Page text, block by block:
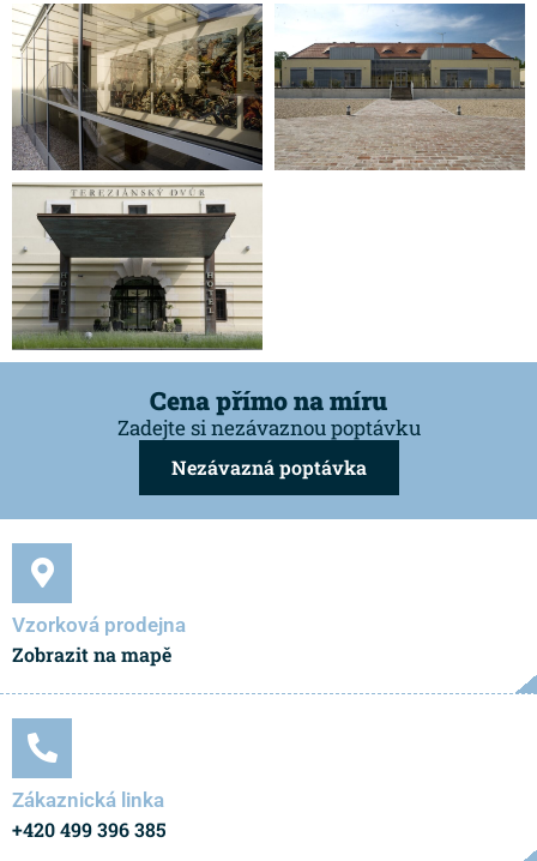
Cena přímo na míru
Zadejte si nezávaznou poptávku
Nezávazná poptávka
Vzorková prodejna
Zobrazit na mapě
Zákaznická linka
+420 499 396 385